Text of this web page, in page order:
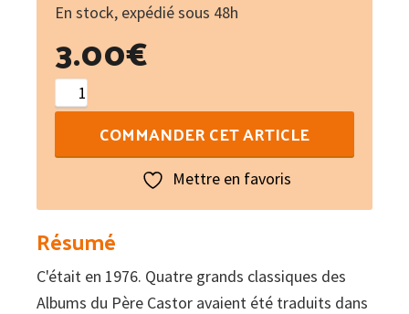
En stock, expédié sous 48h
3.00€
quantité
de
COMMANDER CET ARTICLE
Mettre en favoris
Résumé
C'était en 1976. Quatre grands classiques des
Albums du Père Castor avaient été traduits dans